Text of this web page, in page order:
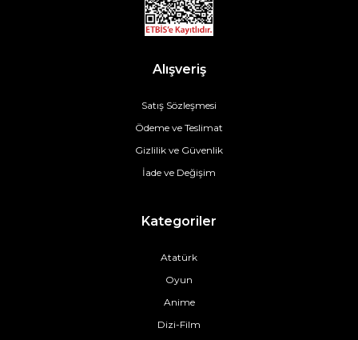
Alışveriş
Satış Sözleşmesi
Ödeme ve Teslimat
Gizlilik ve Güvenlik
İade ve Değişim
Kategoriler
Atatürk
Oyun
Anime
Dizi-Film